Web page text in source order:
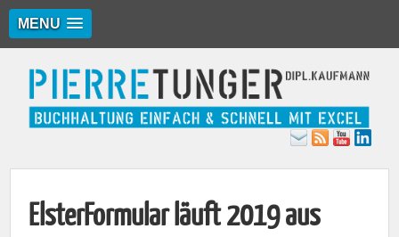
MENU
ElsterFormular läuft 2019 aus